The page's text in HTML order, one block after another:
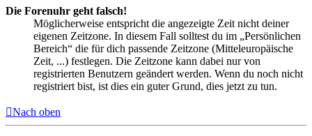
Die Forenuhr geht falsch!
Möglicherweise entspricht die angezeigte Zeit nicht deiner
eigenen Zeitzone. In diesem Fall solltest du im „Persönlichen
Bereich“ die für dich passende Zeitzone (Mitteleuropäische
Zeit, ...) festlegen. Die Zeitzone kann dabei nur von
registrierten Benutzern geändert werden. Wenn du noch nicht
registriert bist, ist dies ein guter Grund, dies jetzt zu tun.
Nach oben